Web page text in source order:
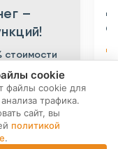
–
стоимости
в больших
партнеров.
по программе
После
устройства
Цена по
cookie
файлы cookie для
трафика.
сайт, вы
политикой
.